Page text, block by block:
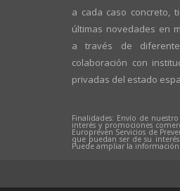
a cada caso concreto,
últimas novedades en
a través de
colaboración con
privadas del estado
Finalidades: Envío de
interés y promociones
Europreven Servicios de
que puedan ser de su
Puede ampliar la